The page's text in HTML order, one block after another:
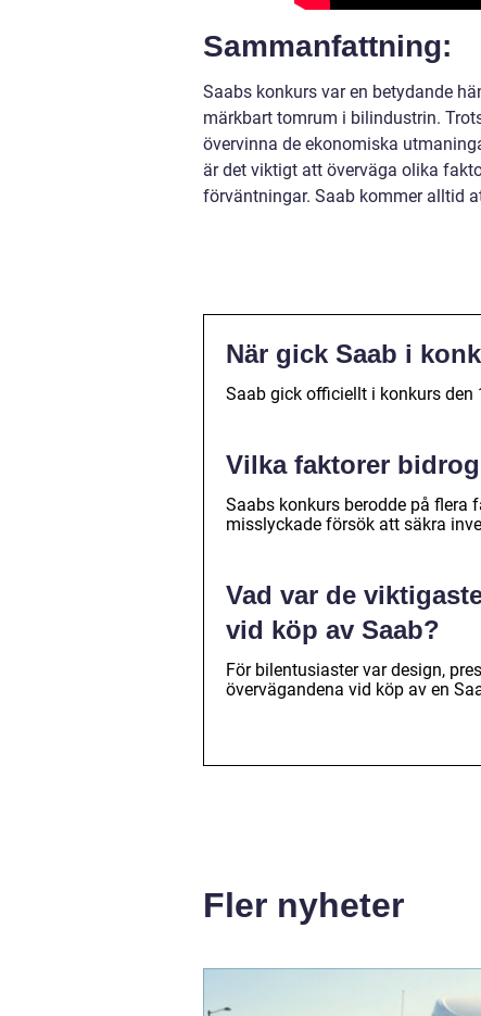
Sammanfattning:
Saabs konkurs var en betydande
märkbart tomrum i bilindustrin.
övervinna de ekonomiska
är det viktigt att överväga olika
förväntningar. Saab kommer alltid
När gick Saab i
Saab gick officiellt i konkurs den
Vilka faktorer
Saabs konkurs berodde på flera
misslyckade försök att säkra
Vad var de
vid köp av Saab?
För bilentusiaster var design,
övervägandena vid köp av en
Fler nyheter